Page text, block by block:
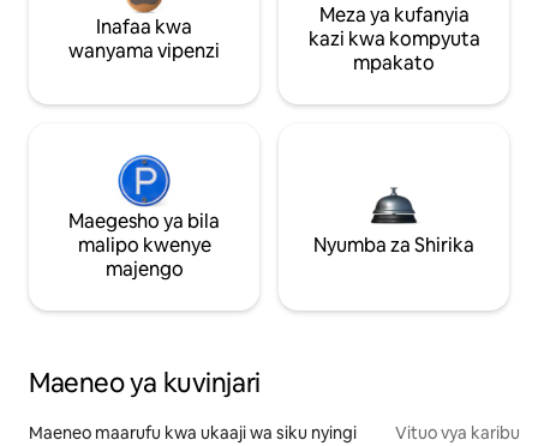
Inafaa kwa
wanyama vipenzi
Meza ya kufanyia
kazi kwa kompyuta
mpakato
Maegesho ya bila
malipo kwenye
majengo
Nyumba za Shirika
Maeneo ya kuvinjari
Maeneo maarufu kwa ukaaji wa siku nyingi Vituo vya karibu